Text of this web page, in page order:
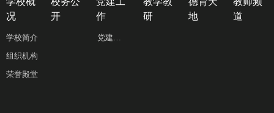
况
学校简介
组织机构
荣誉殿堂
开
作
党建工作
研
地
道